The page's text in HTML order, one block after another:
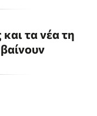
και τα νέα τη